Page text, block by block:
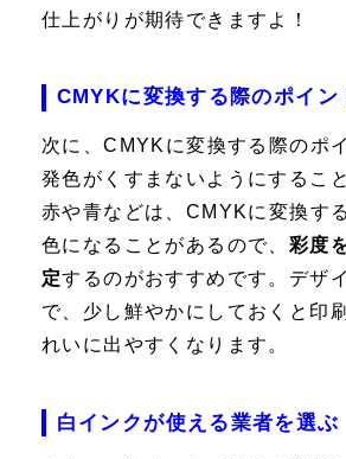
仕上がりが期待できますよ！
CMYKに変換する際のポイン
次に、CMYKに変換する際のポ
発色がくすまないようにするこ
赤や青などは、CMYKに変換す
色になることがあるので、 彩度
定するのがおすすめです。デザ
で、少し鮮やかにしておくと印
れいに出やすくなります。
白インクが使える業者を選ぶ